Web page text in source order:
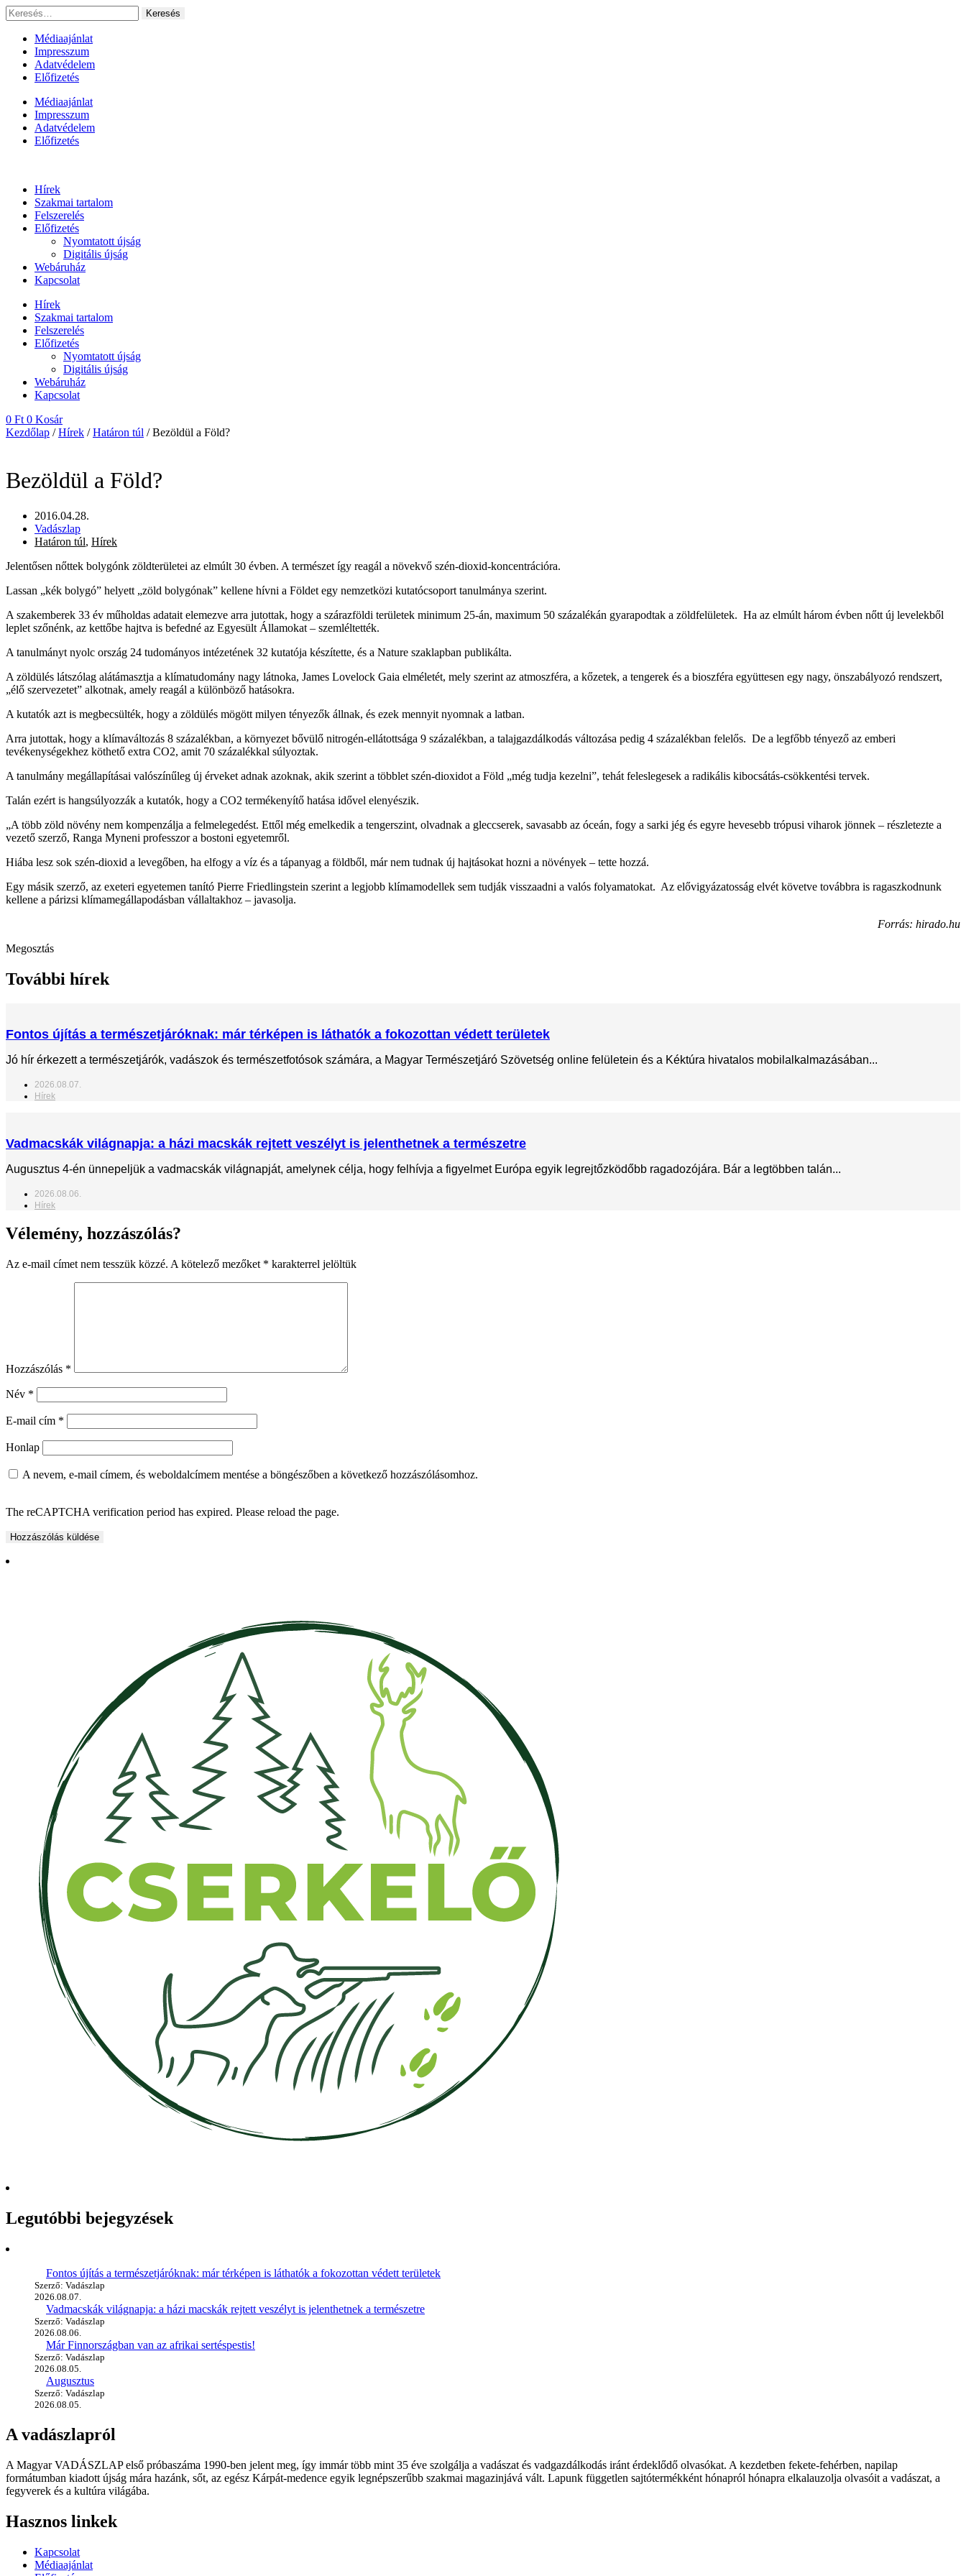
Ugrás
a
tartalomhoz
Keresés:
Médiaajánlat
Impresszum
Adatvédelem
Előfizetés
Médiaajánlat
Impresszum
Adatvédelem
Előfizetés
Hírek
Szakmai tartalom
Felszerelés
Előfizetés
Nyomtatott újság
Digitális újság
Webáruház
Kapcsolat
Hírek
Szakmai tartalom
Felszerelés
Előfizetés
Nyomtatott újság
Digitális újság
Webáruház
Kapcsolat
0 Ft 0 Kosár
Kezdőlap /Hírek /Határon túl / Bezöldül a Föld?
Bezöldül a Föld?
2016.04.28.
Vadászlap
Határon túl, Hírek
Jelentősen nőttek bolygónk zöldterületei az elmúlt 30 évben. A természet így reagál a növekvő szén-dioxid-koncentrációra.
Lassan „kék bolygó” helyett „zöld bolygónak” kellene hívni a Földet egy nemzetközi kutatócsoport tanulmánya szerint.
A szakemberek 33 év műholdas adatait elemezve arra jutottak, hogy a szárazföldi területek minimum 25-án, maximum 50 százalékán gyarapodtak a zöldfelületek. Ha az elmúlt három évben nőtt új levelekből
leplet szőnénk, az kettőbe hajtva is befedné az Egyesült Államokat – szemléltették.
A tanulmányt nyolc ország 24 tudományos intézetének 32 kutatója készítette, és a Nature szaklapban publikálta.
A zöldülés látszólag alátámasztja a klímatudomány nagy látnoka, James Lovelock Gaia elméletét, mely szerint az atmoszféra, a kőzetek, a tengerek és a bioszféra együttesen egy nagy, önszabályozó rendszert,
„élő szervezetet” alkotnak, amely reagál a különböző hatásokra.
A kutatók azt is megbecsülték, hogy a zöldülés mögött milyen tényezők állnak, és ezek mennyit nyomnak a latban.
Arra jutottak, hogy a klímaváltozás 8 százalékban, a környezet bővülő nitrogén-ellátottsága 9 százalékban, a talajgazdálkodás változása pedig 4 százalékban felelős. De a legfőbb tényező az emberi
tevékenységekhez köthető extra CO2, amit 70 százalékkal súlyoztak.
A tanulmány megállapításai valószínűleg új érveket adnak azoknak, akik szerint a többlet szén-dioxidot a Föld „még tudja kezelni”, tehát feleslegesek a radikális kibocsátás-csökkentési tervek.
Talán ezért is hangsúlyozzák a kutatók, hogy a CO2 termékenyítő hatása idővel elenyészik.
„A több zöld növény nem kompenzálja a felmelegedést. Ettől még emelkedik a tengerszint, olvadnak a gleccserek, savasabb az óceán, fogy a sarki jég és egyre hevesebb trópusi viharok jönnek – részletezte a
vezető szerző, Ranga Myneni professzor a bostoni egyetemről.
Hiába lesz sok szén-dioxid a levegőben, ha elfogy a víz és a tápanyag a földből, már nem tudnak új hajtásokat hozni a növények – tette hozzá.
Egy másik szerző, az exeteri egyetemen tanító Pierre Friedlingstein szerint a legjobb klímamodellek sem tudják visszaadni a valós folyamatokat. Az elővigyázatosság elvét követve továbbra is ragaszkodnunk
kellene a párizsi klímamegállapodásban vállaltakhoz – javasolja.
Forrás: hirado.hu
Megosztás
További hírek
Fontos újítás a természetjáróknak: már térképen is láthatók a fokozottan védett területek
Jó hír érkezett a természetjárók, vadászok és természetfotósok számára, a Magyar Természetjáró Szövetség online felületein és a Kéktúra hivatalos mobilalkalmazásában...
2026.08.07.
Hírek
Vadmacskák világnapja: a házi macskák rejtett veszélyt is jelenthetnek a természetre
Augusztus 4-én ünnepeljük a vadmacskák világnapját, amelynek célja, hogy felhívja a figyelmet Európa egyik legrejtőzködőbb ragadozójára. Bár a legtöbben talán...
2026.08.06.
Hírek
Vélemény, hozzászólás?
Az e-mail címet nem tesszük közzé. A kötelező mezőket * karakterrel jelöltük
Hozzászólás *
Név *
E-mail cím *
Honlap
A nevem, e-mail címem, és weboldalcímem mentése a böngészőben a következő hozzászólásomhoz.
The reCAPTCHA verification period has expired. Please reload the page.
Legutóbbi bejegyzések
Fontos újítás a természetjáróknak: már térképen is láthatók a fokozottan védett területek
Szerző: Vadászlap
2026.08.07.
Vadmacskák világnapja: a házi macskák rejtett veszélyt is jelenthetnek a természetre
Szerző: Vadászlap
2026.08.06.
Már Finnországban van az afrikai sertéspestis!
Szerző: Vadászlap
2026.08.05.
Augusztus
Szerző: Vadászlap
2026.08.05.
A vadászlapról
A Magyar VADÁSZLAP első próbaszáma 1990-ben jelent meg, így immár több mint 35 éve szolgálja a vadászat és vadgazdálkodás iránt érdeklődő olvasókat. A kezdetben fekete-fehérben, napilap
formátumban kiadott újság mára hazánk, sőt, az egész Kárpát-medence egyik legnépszerűbb szakmai magazinjává vált. Lapunk független sajtótermékként hónapról hónapra elkalauzolja olvasóit a vadászat, a
fegyverek és a kultúra világába.
Hasznos linkek
Kapcsolat
Médiaajánlat